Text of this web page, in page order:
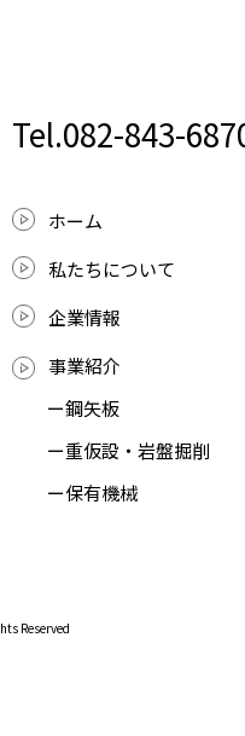
Tel.082-843-
ホーム
私たちについて
企業情報
事業紹介
ー鋼矢板
ー重仮設・岩盤掘削
ー保有機械
Reserved